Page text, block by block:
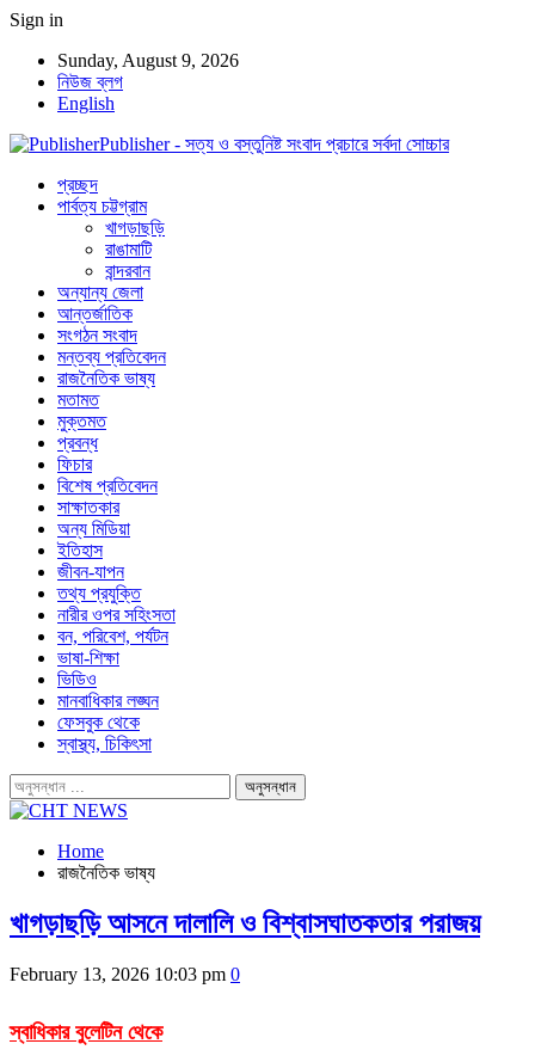
Sign in
Sunday, August 9, 2026
নিউজ ব্লগ
English
Publisher - সত্য ও বস্তুনিষ্ট সংবাদ প্রচারে সর্বদা সোচ্চার
প্রচ্ছদ
পার্বত্য চট্টগ্রাম
খাগড়াছড়ি
রাঙামাটি
বান্দরবান
অন্যান্য জেলা
আন্তর্জাতিক
সংগঠন সংবাদ
মন্তব্য প্রতিবেদন
রাজনৈতিক ভাষ্য
মতামত
মুক্তমত
প্রবন্ধ
ফিচার
বিশেষ প্রতিবেদন
সাক্ষাতকার
অন্য মিডিয়া
ইতিহাস
জীবন-যাপন
তথ্য প্রযুক্তি
নারীর ওপর সহিংসতা
বন, পরিবেশ, পর্যটন
ভাষা-শিক্ষা
ভিডিও
মানবাধিকার লঙ্ঘন
ফেসবুক থেকে
স্বাস্থ্য, চিকিৎসা
Home
রাজনৈতিক ভাষ্য
খাগড়াছড়ি আসনে দালালি ও বিশ্বাসঘাতকতার পরাজয়
February 13, 2026 10:03 pm 0
স্বাধিকার বুলেটিন থেকে